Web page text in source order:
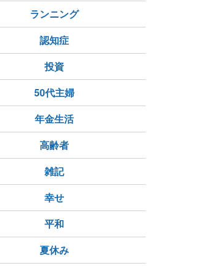
ランニング
認知症
投資
50代主婦
年金生活
高齢者
雑記
幸せ
平和
夏休み